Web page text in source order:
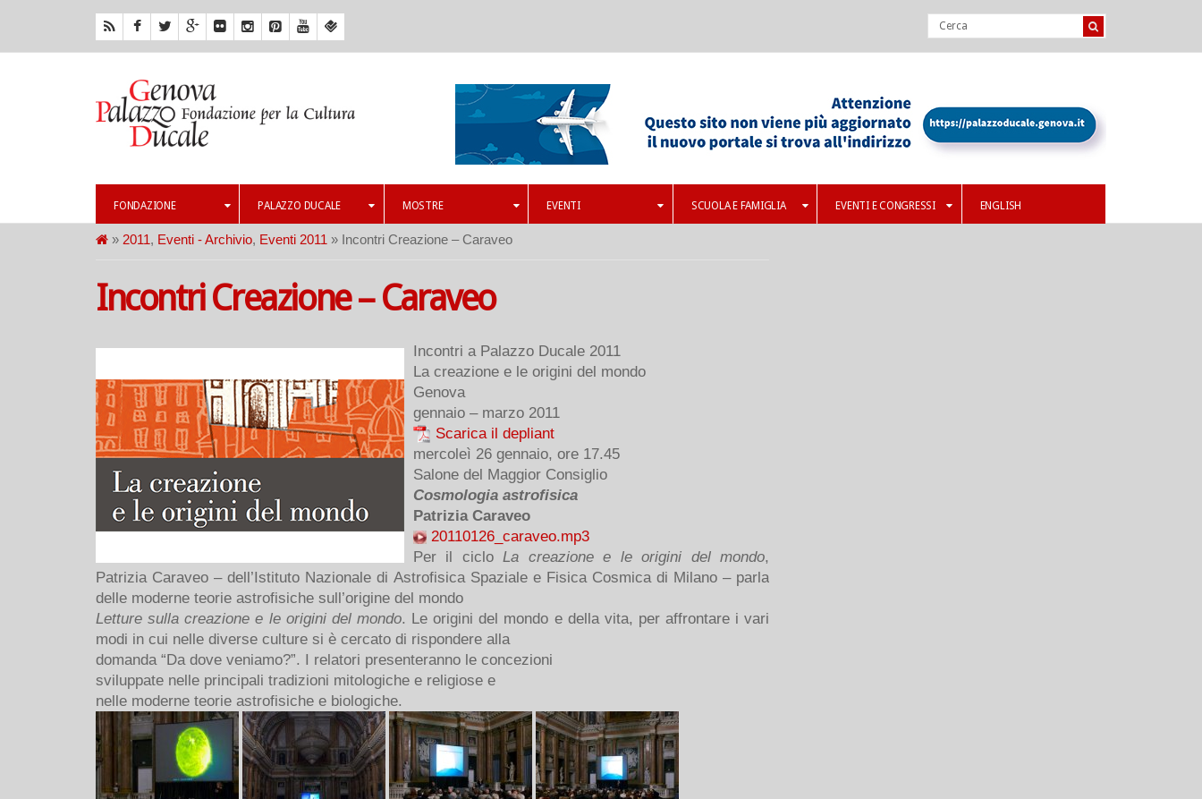
FONDAZIONE PALAZZO DUCALE MOSTRE EVENTI SCUOLA E FAMIGLIA EVENTI E CONGRESSI ENGLISH
» 2011, Eventi - Archivio, Eventi 2011 » Incontri Creazione – Caraveo
Incontri Creazione – Caraveo
Incontri a Palazzo Ducale 2011
La creazione e le origini del mondo
Genova
gennaio – marzo 2011
Scarica il depliant
mercoleì 26 gennaio, ore 17.45
Salone del Maggior Consiglio
Cosmologia astrofisica
Patrizia Caraveo
20110126_caraveo.mp3
Per il ciclo La creazione e le origini del mondo,
Patrizia Caraveo – dell’Istituto Nazionale di Astrofisica Spaziale e Fisica Cosmica di Milano – parla
delle moderne teorie astrofisiche sull’origine del mondo
Letture sulla creazione e le origini del mondo. Le origini del mondo e della vita, per affrontare i vari
modi in cui nelle diverse culture si è cercato di rispondere alla
domanda “Da dove veniamo?”. I relatori presenteranno le concezioni
sviluppate nelle principali tradizioni mitologiche e religiose e
nelle moderne teorie astrofisiche e biologiche.